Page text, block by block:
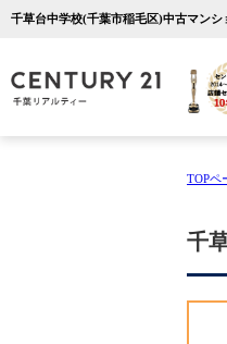
千草台中学校(千葉市稲毛区)中古マン
TOPペ
千